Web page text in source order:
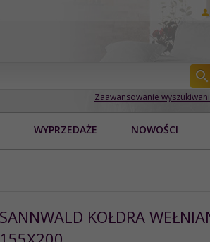
Zaawansowanie
WYPRZEDAŻE NOWOŚCI
SANNWALD KOŁDRA